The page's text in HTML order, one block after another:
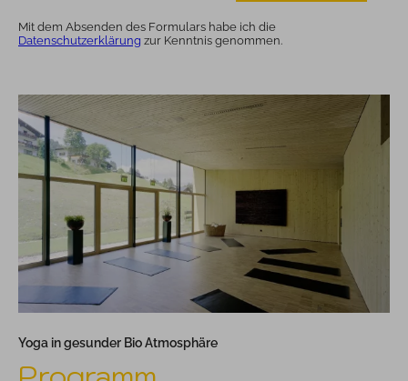
Mit dem Absenden des Formulars habe ich die
Datenschutzerklärung zur Kenntnis genommen.
Yoga in gesunder Bio Atmosphäre